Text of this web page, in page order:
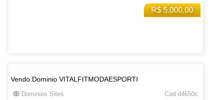
R$ 5.000,00
Vendo Dominio VITALFITMODAESPORTI
Dominios Sites Cod d4650c